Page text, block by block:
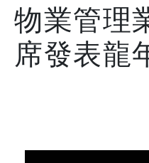
物業管理
席發表龍